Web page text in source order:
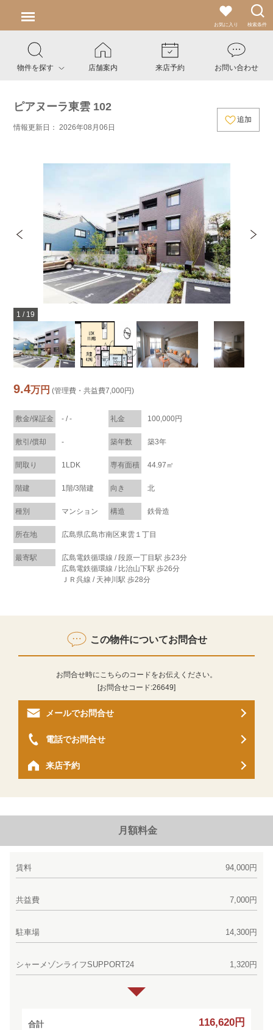
お気に入り 検索条件
物件を探す 店舗案内 来店予約 お問い合わせ
ピアヌーラ東雲 102
情報更新日： 2026年08月06日
追加
1 / 19
9.4万円 (管理費・共益費7,000円)
敷金/保証金 - / - 礼金 100,000円
敷引/償却 - 築年数 築3年
間取り 1LDK 専有面積 44.97㎡
階建 1階/3階建 向き 北
種別 マンション 構造 鉄骨造
所在地 広島県広島市南区東雲１丁目
最寄駅
広島電鉄循環線 / 段原一丁目駅 歩23分
広島電鉄循環線 / 比治山下駅 歩26分
ＪＲ呉線 / 天神川駅 歩28分
この物件についてお問合せ
お問合せ時にこちらのコードをお伝えください。
[お問合せコード:26649]
メールでお問合せ
来店予約
電話でお問合せ
月額料金
賃料 94,000円
共益費 7,000円
駐車場 14,300円
シャーメゾンライフSUPPORT24 1,320円
合計 116,620円